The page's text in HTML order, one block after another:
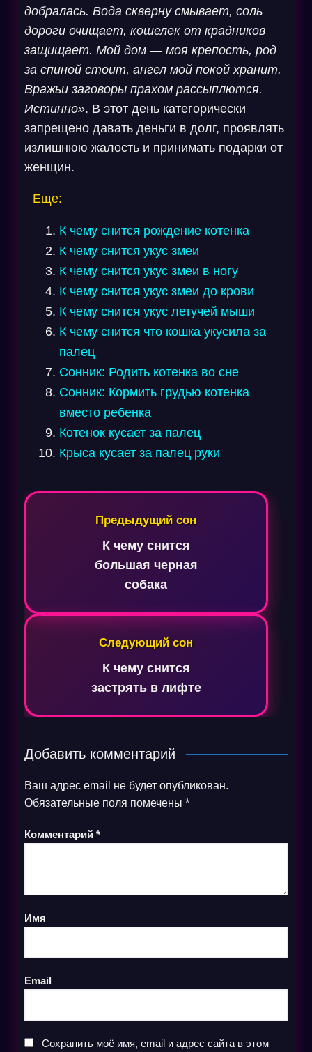
добралась. Вода скверну смывает, соль
дороги очищает, кошелек от крадников
защищает. Мой дом — моя крепость, род
за спиной стоит, ангел мой покой хранит.
Вражьи заговоры прахом рассыплются.
Истинно». В этот день категорически
запрещено давать деньги в долг, проявлять
излишнюю жалость и принимать подарки от
женщин.
Еще:
К чему снится рождение котенка
К чему снится укус змеи
К чему снится укус змеи в ногу
К чему снится укус змеи до крови
К чему снится укус летучей мыши
К чему снится что кошка укусила за
палец
Сонник: Родить котенка во сне
Сонник: Кормить грудью котенка
вместо ребенка
Котенок кусает за палец
Крыса кусает за палец руки
Навигация
Предыдущий сон
К чему снится
большая черная
собака
Следующий сон
К чему снится
застрять в лифте
Добавить комментарий
Ваш адрес email не будет опубликован.
Обязательные поля помечены *
Комментарий *
Имя
Email
Сохранить моё имя, email и адрес сайта в этом